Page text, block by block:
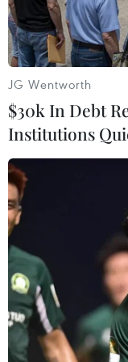
khẩu.
Các đại biểu tại
Sáng 16/5, tại
chức Lễ công
JG Wentworth
$30k In Debt
Institutions